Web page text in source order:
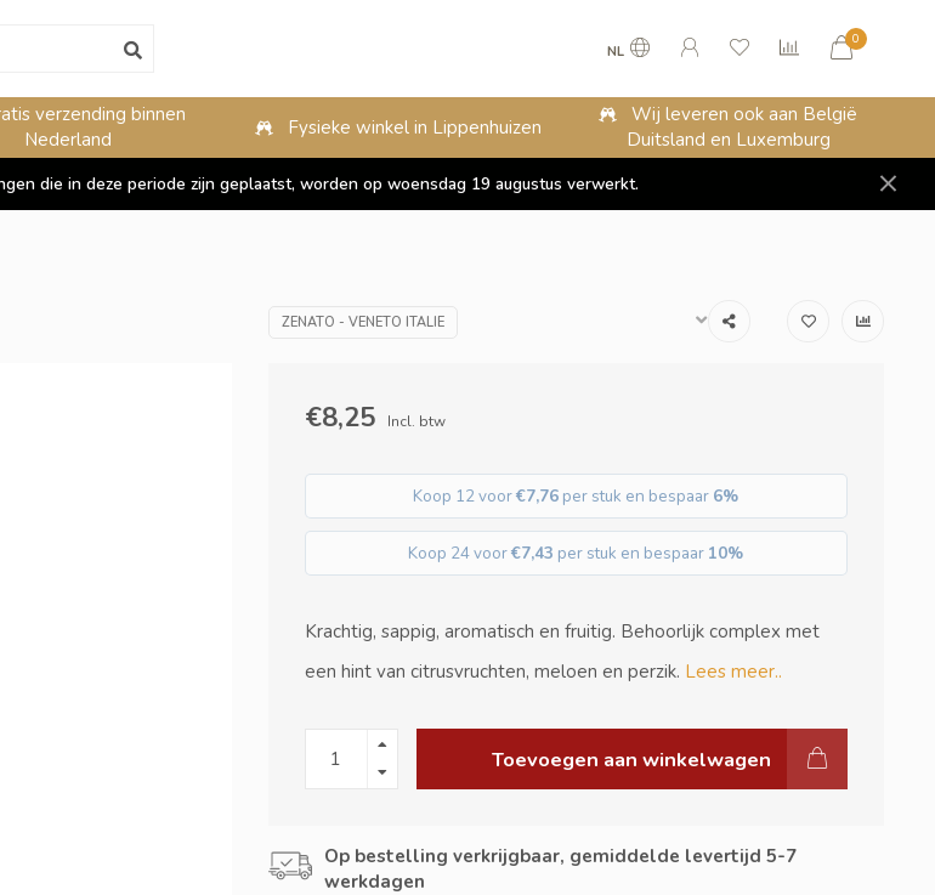
NL
0
verzending binnen
Nederland
Fysieke winkel in Lippenhuizen
Wij leveren ook aan België
Duitsland en Luxemburg
die in deze periode zijn geplaatst, worden op woensdag 19 augustus verwerkt.
ZENATO - VENETO ITALIE
€8,25 Incl. btw
Koop 12 voor€7,76 per stuk en bespaar 6%
Koop 24 voor€7,43 per stuk en bespaar 10%
Krachtig, sappig, aromatisch en fruitig. Behoorlijk complex met
een hint van citrusvruchten, meloen en perzik. Lees meer..
Toevoegen aan winkelwagen
Op bestelling verkrijgbaar, gemiddelde levertijd 5-7
werkdagen